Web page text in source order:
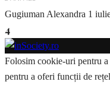
Gugiuman Alexandra 1
4
Folosim cookie-uri pentru
pentru a oferi funcții de